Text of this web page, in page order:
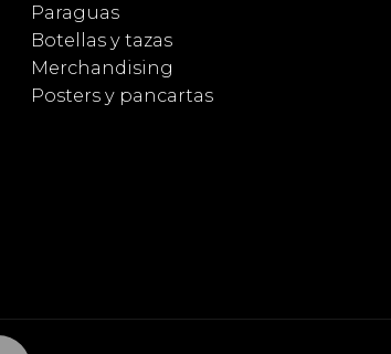
Paraguas
Botellas y tazas
Merchandising
Posters y pancartas